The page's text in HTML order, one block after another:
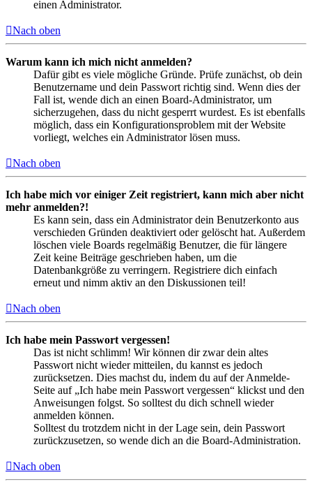
einen Administrator.
Nach oben
Warum kann ich mich nicht anmelden?
Dafür gibt es viele mögliche Gründe. Prüfe zunächst, ob dein
Benutzername und dein Passwort richtig sind. Wenn dies der
Fall ist, wende dich an einen Board-Administrator, um
sicherzugehen, dass du nicht gesperrt wurdest. Es ist ebenfalls
möglich, dass ein Konfigurationsproblem mit der Website
vorliegt, welches ein Administrator lösen muss.
Nach oben
Ich habe mich vor einiger Zeit registriert, kann mich aber nicht
mehr anmelden?!
Es kann sein, dass ein Administrator dein Benutzerkonto aus
verschieden Gründen deaktiviert oder gelöscht hat. Außerdem
löschen viele Boards regelmäßig Benutzer, die für längere
Zeit keine Beiträge geschrieben haben, um die
Datenbankgröße zu verringern. Registriere dich einfach
erneut und nimm aktiv an den Diskussionen teil!
Nach oben
Ich habe mein Passwort vergessen!
Das ist nicht schlimm! Wir können dir zwar dein altes
Passwort nicht wieder mitteilen, du kannst es jedoch
zurücksetzen. Dies machst du, indem du auf der Anmelde-
Seite auf „Ich habe mein Passwort vergessen“ klickst und den
Anweisungen folgst. So solltest du dich schnell wieder
anmelden können.
Solltest du trotzdem nicht in der Lage sein, dein Passwort
zurückzusetzen, so wende dich an die Board-Administration.
Nach oben